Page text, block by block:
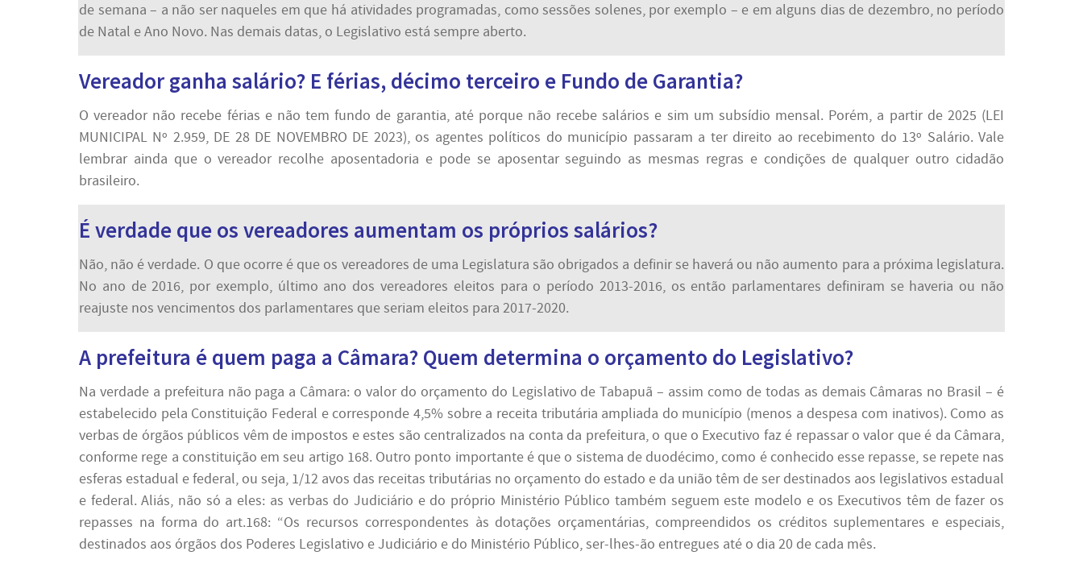
de semana – a não ser naqueles em que há atividades programadas, como sessões solenes, por exemplo – e em alguns dias de dezembro, no período
de Natal e Ano Novo. Nas demais datas, o Legislativo está sempre aberto.
Vereador ganha salário? E férias, décimo terceiro e Fundo de Garantia?
O vereador não recebe férias e não tem fundo de garantia, até porque não recebe salários e sim um subsídio mensal. Porém, a partir de 2025 (LEI
MUNICIPAL Nº 2.959, DE 28 DE NOVEMBRO DE 2023), os agentes políticos do município passaram a ter direito ao recebimento do 13º Salário. Vale
lembrar ainda que o vereador recolhe aposentadoria e pode se aposentar seguindo as mesmas regras e condições de qualquer outro cidadão
brasileiro.
É verdade que os vereadores aumentam os próprios salários?
Não, não é verdade. O que ocorre é que os vereadores de uma Legislatura são obrigados a definir se haverá ou não aumento para a próxima legislatura.
No ano de 2016, por exemplo, último ano dos vereadores eleitos para o período 2013-2016, os então parlamentares definiram se haveria ou não
reajuste nos vencimentos dos parlamentares que seriam eleitos para 2017-2020.
A prefeitura é quem paga a Câmara? Quem determina o orçamento do Legislativo?
Na verdade a prefeitura não paga a Câmara: o valor do orçamento do Legislativo de Tabapuã – assim como de todas as demais Câmaras no Brasil – é
estabelecido pela Constituição Federal e corresponde 4,5% sobre a receita tributária ampliada do município (menos a despesa com inativos). Como as
verbas de órgãos públicos vêm de impostos e estes são centralizados na conta da prefeitura, o que o Executivo faz é repassar o valor que é da Câmara,
conforme rege a constituição em seu artigo 168. Outro ponto importante é que o sistema de duodécimo, como é conhecido esse repasse, se repete nas
esferas estadual e federal, ou seja, 1/12 avos das receitas tributárias no orçamento do estado e da união têm de ser destinados aos legislativos estadual
e federal. Aliás, não só a eles: as verbas do Judiciário e do próprio Ministério Público também seguem este modelo e os Executivos têm de fazer os
repasses na forma do art.168: “Os recursos correspondentes às dotações orçamentárias, compreendidos os créditos suplementares e especiais,
destinados aos órgãos dos Poderes Legislativo e Judiciário e do Ministério Público, ser-lhes-ão entregues até o dia 20 de cada mês.